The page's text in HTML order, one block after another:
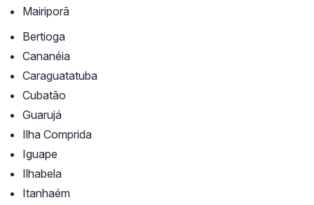
Mairiporã
Bertioga
Cananéia
Caraguatatuba
Cubatão
Guarujá
Ilha Comprida
Iguape
Ilhabela
Itanhaém